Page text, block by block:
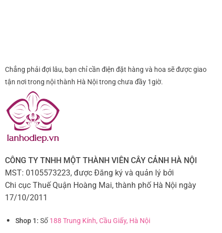
Chẳng phải đợi lâu, bạn chỉ cần điện đặt hàng và hoa sẽ được giao
tận nơi trong nội thành Hà Nội trong chưa đầy 1giờ.
CÔNG TY TNHH MỘT THÀNH VIÊN CÂY CẢNH HÀ NỘI
MST: 0105573223, được Đăng ký và quản lý bởi
Chi cục Thuế Quận Hoàng Mai, thành phố Hà Nội ngày
17/10/2011
Shop 1: Số 188 Trung Kính, Cầu Giấy, Hà Nội